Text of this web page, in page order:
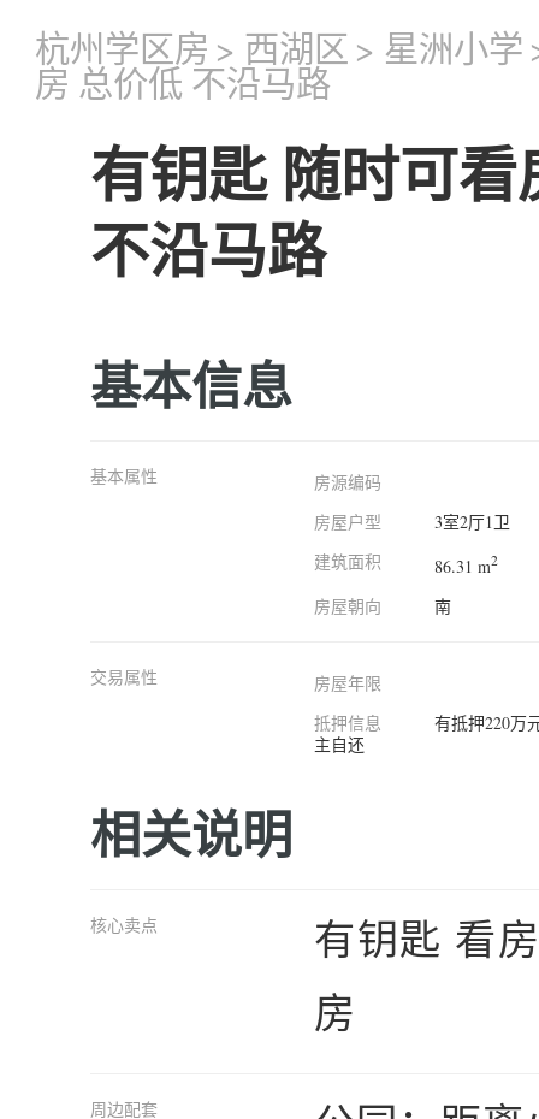
杭州学区房 > 西湖区 > 星洲小学
房 总价低 不沿马路
有钥匙 随时可
不沿马路
基本信息
基本属性
房源编码
房屋户型
3室2厅1卫
建筑面积
86.31 m2
房屋朝向 南
交易属性
房屋年限
抵押信息
有抵押220万
主自还
相关说明
核心卖点
有钥匙 看
房
周边配套